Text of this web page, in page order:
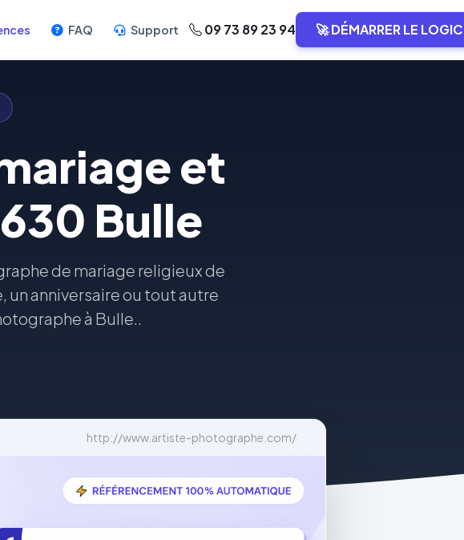
FAQ Support 09 73 89 23 94 🚀 DÉMARRER LE
et
Bulle
de mariage religieux de
un anniversaire ou tout autre
à Bulle..
http://www.artiste-photographe.com/